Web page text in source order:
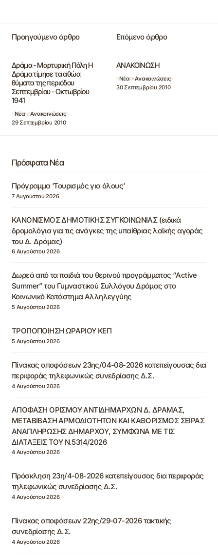
Προηγούμενο άρθρο
Δράμα - Μαρτυρική Πόλη Η
Δράμα τίμησε τα αθώα
θύματα της περιόδου
Σεπτεμβρίου - Οκτωβρίου
1941
Νέα - Ανακοινώσεις
29 Σεπτεμβρίου 2010
Επόμενο άρθρο
ΑΝΑΚΟΙΝΩΣΗ
Νέα - Ανακοινώσεις
30 Σεπτεμβρίου 2010
Πρόσφατα Νέα
Πρόγραμμα ‘Τουρισμός για όλους’
7 Αυγούστου 2026
ΚΑΝΟΝΙΣΜΟΣ ΔΗΜΟΤΙΚΗΣ ΣΥΓΚΟΙΝΩΝΙΑΣ (ειδικά
δρομολόγια για τις ανάγκες της υπαίθριας λαϊκής αγοράς
του Δ. Δράμας)
6 Αυγούστου 2026
Δωρεά από τα παιδιά του θερινού προγράμματος “Active
Summer” του Γυμναστικού Συλλόγου Δράμας στο
Κοινωνικό Κατάστημα Αλληλεγγύης
5 Αυγούστου 2026
ΤΡΟΠΟΠΟΙΗΣΗ ΩΡΑΡΙΟΥ ΚΕΠ
5 Αυγούστου 2026
Πίνακας αποφάσεων 23ης/04-08-2026 κατεπείγουσας δια
περιφοράς τηλεφωνικώς συνεδρίασης Δ.Σ.
4 Αυγούστου 2026
ΑΠΟΦΑΣΗ ΟΡΙΣΜΟΥ ΑΝΤΙΔΗΜΑΡΧΩΝ Δ. ΔΡΑΜΑΣ,
ΜΕΤΑΒΙΒΑΣΗ ΑΡΜΟΔΙΟΤΗΤΩΝ ΚΑΙ ΚΑΘΟΡΙΣΜΟΣ ΣΕΙΡΑΣ
ΑΝΑΠΛΗΡΩΣΗΣ ΔΗΜΑΡΧΟΥ, ΣΥΜΦΩΝΑ ΜΕ ΤΙΣ
ΔΙΑΤΑΞΕΙΣ ΤΟΥ Ν.5314/2026
4 Αυγούστου 2026
Πρόσκληση 23η/4-08-2026 κατεπείγουσας δια περιφοράς
τηλεφωνικώς συνεδρίασης Δ.Σ.
4 Αυγούστου 2026
Πίνακας αποφάσεων 22ης/29-07-2026 τακτικής
συνεδρίασης Δ.Σ.
4 Αυγούστου 2026